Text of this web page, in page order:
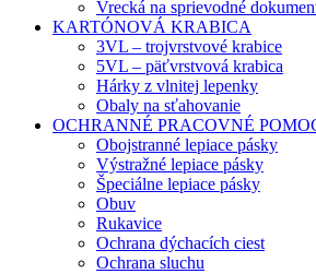
Vrecká na sprievodné
KARTÓNOVÁ KRABICA
3VL – trojvrstvové krabice
5VL – päťvrstvová krabica
Hárky z vlnitej lepenky
Obaly na sťahovanie
OCHRANNÉ PRACOVNÉ
Obojstranné lepiace pásky
Výstražné lepiace pásky
Špeciálne lepiace pásky
Obuv
Rukavice
Ochrana dýchacích ciest
Ochrana sluchu